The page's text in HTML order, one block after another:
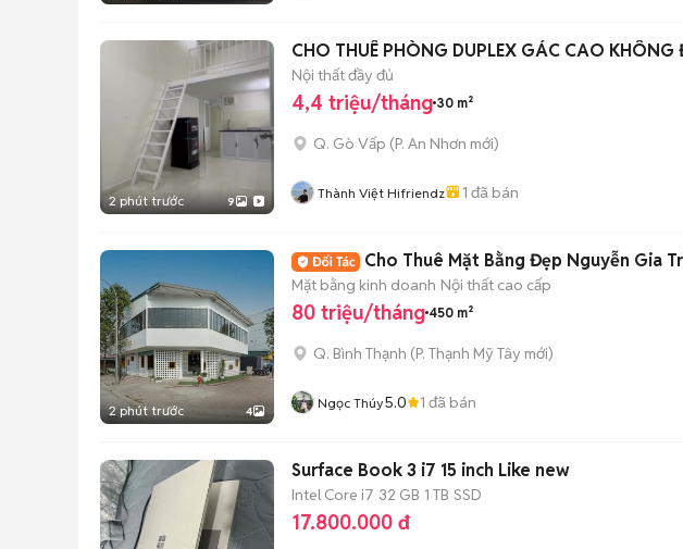
2 phút trước 9
CHO THUÊ PHÒNG DUPLEX GÁC CAO
Nội thất đầy đủ
4,4 triệu/tháng 30 m²
Q. Gò Vấp (P. An Nhơn mới)
Thành Việt Hifriendz 1 đã bán
2 phút trước 4
Cho Thuê Mặt Bằng Đẹp Nguyễn Gia
Mặt bằng kinh doanh Nội thất cao cấp
80 triệu/tháng 450 m²
Q. Bình Thạnh (P. Thạnh Mỹ Tây mới)
Ngọc Thúy5.0 1 đã bán
Surface Book 3 i7 15 inch Like new
Intel Core i7 32 GB 1 TB SSD
17.800.000 đ